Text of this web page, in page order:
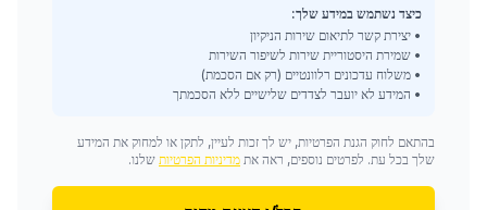
כיצד נשתמש במידע שלך:
• יצירת קשר לתיאום שירות הניקיון
• שמירת היסטוריית שירות לשיפור השירות
• משלוח עדכונים רלוונטיים (רק אם הסכמת)
• המידע לא יועבר לצדדים שלישיים ללא הסכמתך
בהתאם לחוק הגנת הפרטיות, יש לך זכות לעיין, לתקן או למחוק את המידע
שלך בכל עת. לפרטים נוספים, ראה את מדיניות הפרטיות שלנו.